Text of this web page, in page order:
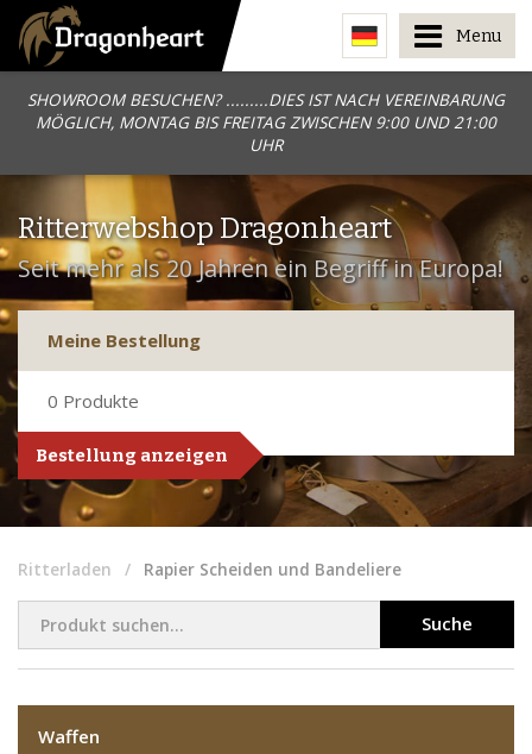
SHOWROOM BESUCHEN? .........DIES IST NACH VEREINBARUNG
MÖGLICH, MONTAG BIS FREITAG ZWISCHEN 9:00 UND 21:00
UHR
Menu
Ritterwebshop Dragonheart
Seit mehr als 20 Jahren ein Begriff in Europa!
Meine Bestellung
0 Produkte
Bestellung anzeigen
Ritterladen Rapier Scheiden und Bandeliere
Suche
Waffen